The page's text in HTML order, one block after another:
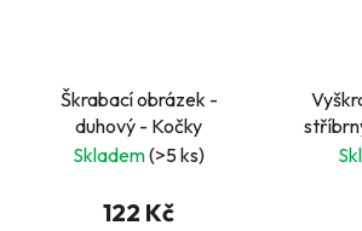
Škrabací obrázek -
duhový - Kočky
Skladem(>5 ks)
122 Kč